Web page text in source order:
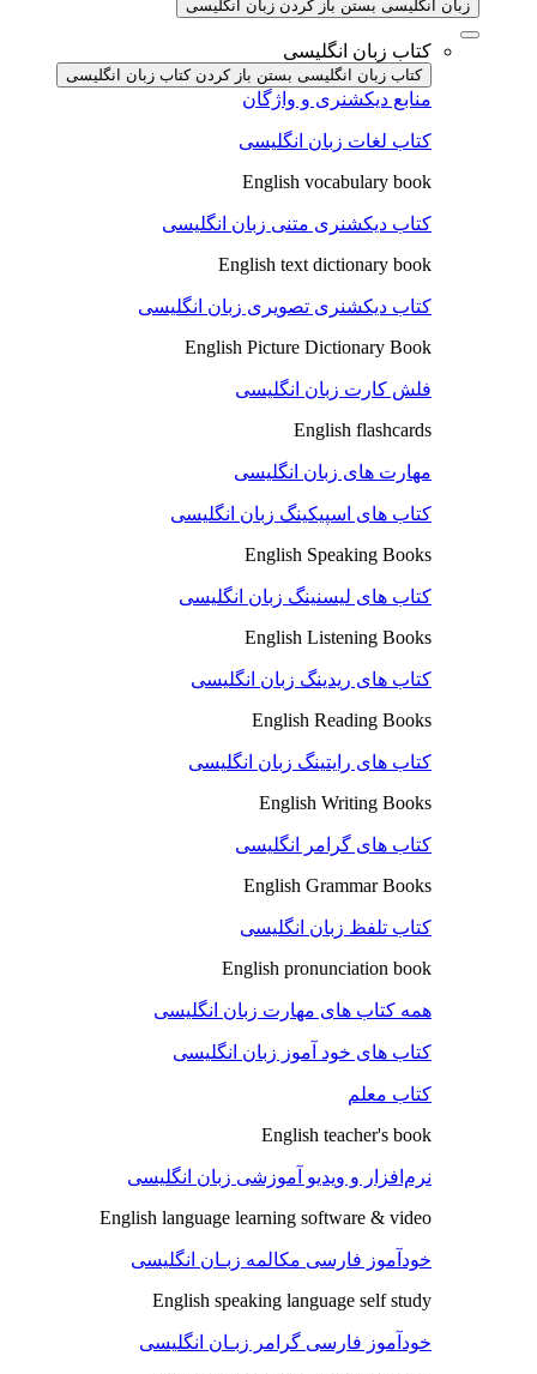
زبان انگلیسی بستن باز کردن زبان انگلیسی
کتاب زبان انگلیسی
کتاب زبان انگلیسی بستن باز کردن کتاب زبان انگلیسی
منابع دیکشنری و واژگان
کتاب لغات زبان انگلیسی
English vocabulary book
کتاب دیکشنری متنی زبان انگلیسی
English text dictionary book
کتاب دیکشنری تصویری زبان انگلیسی
English Picture Dictionary Book
فلش کارت زبان انگلیسی
English flashcards
مهارت های زبان انگلیسی
کتاب های اسپیکینگ زبان انگلیسی
English Speaking Books
کتاب های لیسنینگ زبان انگلیسی
English Listening Books
کتاب های ریدینگ زبان انگلیسی
English Reading Books
کتاب های رایتینگ زبان انگلیسی
English Writing Books
کتاب های گرامر انگلیسی
English Grammar Books
کتاب تلفظ زبان انگلیسی
English pronunciation book
همه کتاب های مهارت زبان انگلیسی
کتاب های خود آموز زبان انگلیسی
کتاب معلم
English teacher's book
نرم‌افزار و ویدیو آموزشی زبان انگلیسی
English language learning software & video
خودآموز فارسی مکالمه زبـان انگلیسی
English speaking language self study
خودآموز فارسی گرامر زبـان انگلیسی